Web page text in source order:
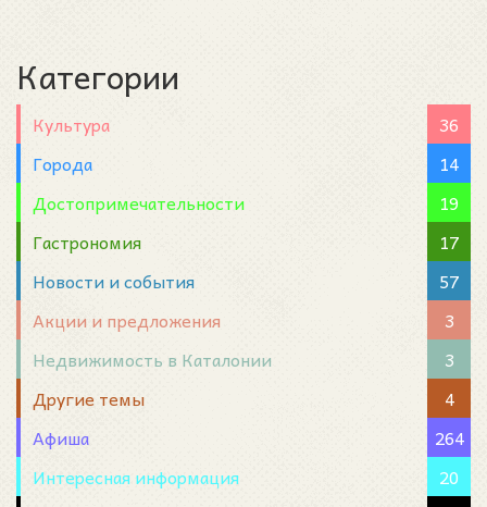
Категории
Культура
36
Города
14
Достопримечательности
19
Гастрономия
17
Новости и события
57
Акции и предложения
3
Недвижимость в Каталонии
3
Другие темы
4
Афиша
264
Интересная информация
20